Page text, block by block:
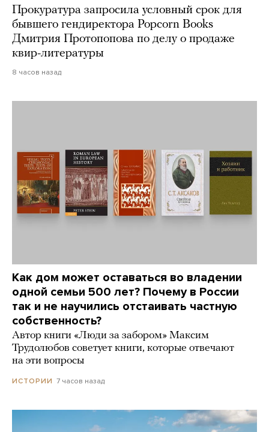
Прокуратура запросила условный срок для
бывшего гендиректора Popcorn Books
Дмитрия Протопопова по делу о продаже
квир-литературы
8 часов назад
Как дом может оставаться во владении
одной семьи 500 лет? Почему в России
так и не научились отстаивать частную
собственность?
Автор книги «Люди за забором» Максим
Трудолюбов советует книги, которые отвечают
на эти вопросы
ИСТОРИИ 7 часов назад